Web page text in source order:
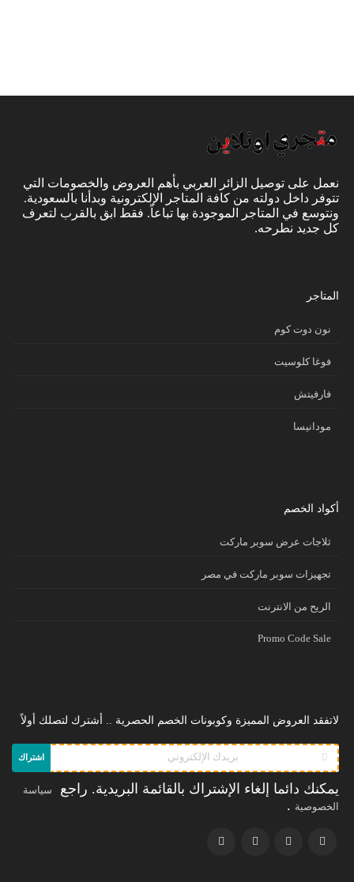
نعمل على توصيل الزائر العربي بأهم العروض والخصومات التي
تتوفر داخل دولته من كافة المتاجر الإلكترونية وبدأنا بالسعودية.
ونتوسع في المتاجر الموجودة بها تباعاً. فقط ابق بالقرب لتعرف
كل جديد نطرحه.
المتاجر
نون دوت كوم
فوغا كلوسيت
فارفيتش
مودانيسا
أكواد الخصم
ثلاجات عرض سوبر ماركت
تجهيزات سوبر ماركت في مصر
الريح من الانترنت
Promo Code Sale
لاتفقد العروض المميزة وكوبونات الخصم الحصرية .. أشترك لتصلك أولاً
اشتراك
يمكنك دائما إلغاء الإشتراك بالقائمة البريدية. راجع
سياسة
الخصوصية .